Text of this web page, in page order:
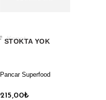
STOKTA YOK
Kapat
Pancar Superfood
215,00₺